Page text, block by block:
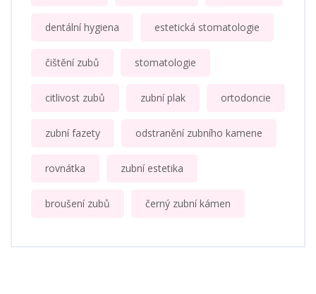
dentální hygiena estetická stomatologie
čištění zubů stomatologie
citlivost zubů zubní plak ortodoncie
zubní fazety odstranění zubního kamene
rovnátka zubní estetika
broušení zubů černý zubní kámen